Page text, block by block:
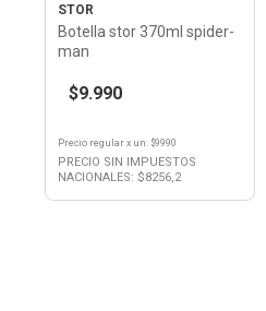
STOR
Botella stor 370ml spider-
man
$9.990
Precio regularx un: $9990
PRECIO SIN IMPUESTOS
NACIONALES: $8256,2